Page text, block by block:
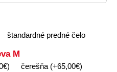
štandardné predné čelo
M
čerešňa (+65,00€)